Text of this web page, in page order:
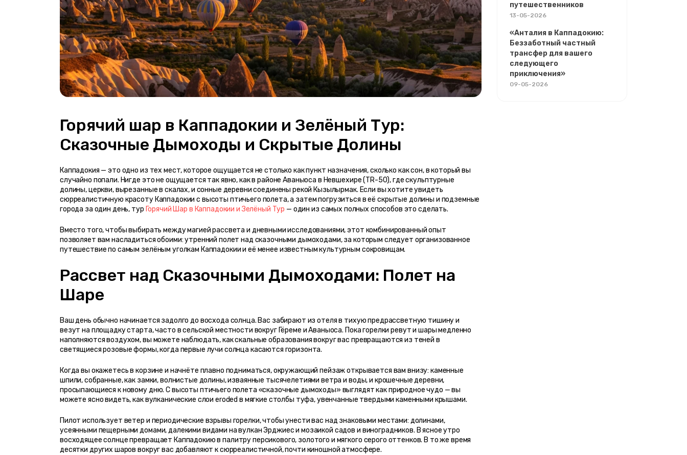
Горячий шар в Каппадокии и Зелёный Тур:
Сказочные Дымоходы и Скрытые Долины
Каппадокия — это одно из тех мест, которое ощущается не столько как пункт назначения, сколько как сон, в который вы
случайно попали. Нигде это не ощущается так явно, как в районе Аваныоса в Невшехире (TR-50), где скульптурные
долины, церкви, вырезанные в скалах, и сонные деревни соединены рекой Кызылырмак. Если вы хотите увидеть
сюрреалистичную красоту Каппадокии с высоты птичьего полета, а затем погрузиться в её скрытые долины и подземные
города за один день, тур Горячий Шар в Каппадокии и Зелёный Тур — один из самых полных способов это сделать.
Вместо того, чтобы выбирать между магией рассвета и дневными исследованиями, этот комбинированный опыт
позволяет вам насладиться обоими: утренний полет над сказочными дымоходами, за которым следует организованное
путешествие по самым зелёным уголкам Каппадокии и её менее известным культурным сокровищам.
Рассвет над Сказочными Дымоходами: Полет на
Шаре
Ваш день обычно начинается задолго до восхода солнца. Вас забирают из отеля в тихую предрассветную тишину и
везут на площадку старта, часто в сельской местности вокруг Гёреме и Аваныоса. Пока горелки ревут и шары медленно
наполняются воздухом, вы можете наблюдать, как скальные образования вокруг вас превращаются из теней в
светящиеся розовые формы, когда первые лучи солнца касаются горизонта.
Когда вы окажетесь в корзине и начнёте плавно подниматься, окружающий пейзаж открывается вам внизу: каменные
шпили, собранные, как замки, волнистые долины, изваянные тысячелетиями ветра и воды, и крошечные деревни,
просыпающиеся к новому дню. С высоты птичьего полета «сказочные дымоходы» выглядят как природное чудо — вы
можете ясно видеть, как вулканические слои eroded в мягкие столбы туфа, увенчанные твердыми каменными крышами.
Пилот использует ветер и периодические взрывы горелки, чтобы унести вас над знаковыми местами: долинами,
усеянными пещерными домами, далекими видами на вулкан Эрджиес и мозаикой садов и виноградников. В ясное утро
восходящее солнце превращает Каппадокию в палитру персикового, золотого и мягкого серого оттенков. В то же время
десятки других шаров вокруг вас добавляют к сюрреалистичной, почти киношной атмосфере.
путешественников
13-05-2026
«Анталия в Каппадокию:
Беззаботный частный
трансфер для вашего
следующего
приключения»
09-05-2026